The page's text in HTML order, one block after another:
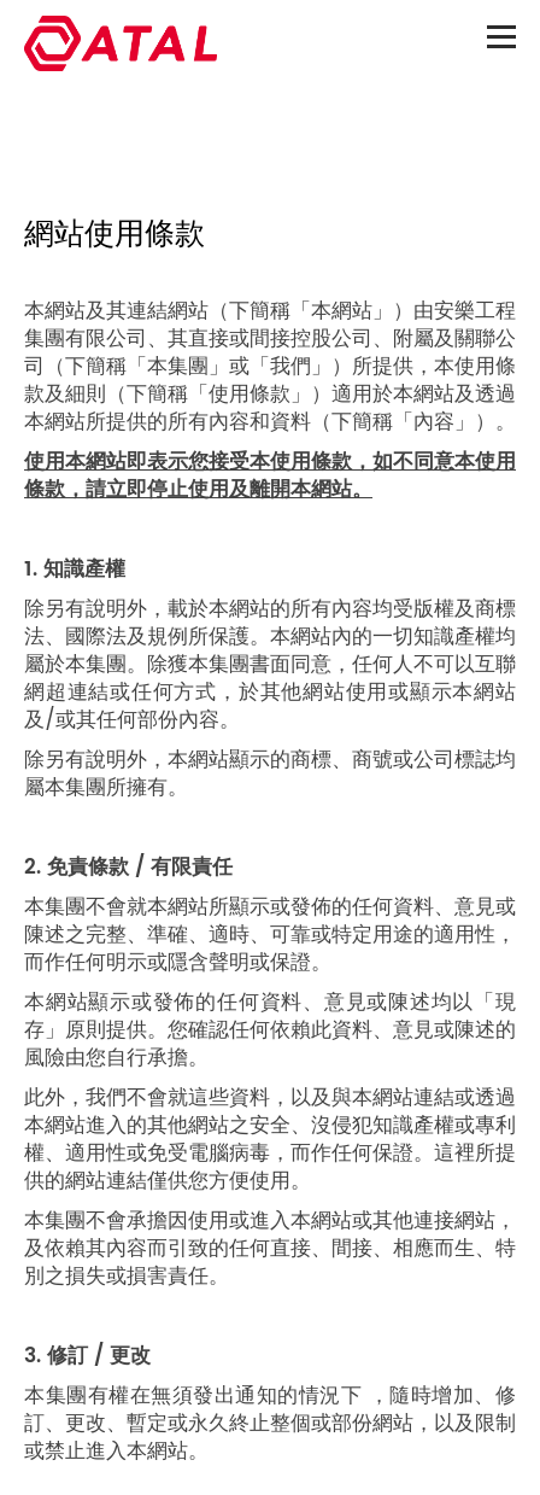
網站使用條款
本網站及其連結網站（下簡稱「本網站」）由安樂工程
集團有限公司、其直接或間接控股公司、附屬及關聯公
司（下簡稱「本集團」或「我們」）所提供，本使用條
款及細則（下簡稱「使用條款」）適用於本網站及透過
本網站所提供的所有內容和資料（下簡稱「內容」）。
使用本網站即表示您接受本使用條款，如不同意本使用
條款，請立即停止使用及離開本網站。
1. 知識產權
除另有說明外，載於本網站的所有內容均受版權及商標
法、國際法及規例所保護。本網站內的一切知識產權均
屬於本集團。除獲本集團書面同意，任何人不可以互聯
網超連結或任何方式，於其他網站使用或顯示本網站
及/或其任何部份內容。
除另有說明外，本網站顯示的商標、商號或公司標誌均
屬本集團所擁有。
2. 免責條款 / 有限責任
本集團不會就本網站所顯示或發佈的任何資料、意見或
陳述之完整、準確、適時、可靠或特定用途的適用性，
而作任何明示或隱含聲明或保證。
本網站顯示或發佈的任何資料、意見或陳述均以「現
存」原則提供。您確認任何依賴此資料、意見或陳述的
風險由您自行承擔。
此外，我們不會就這些資料，以及與本網站連結或透過
本網站進入的其他網站之安全、沒侵犯知識產權或專利
權、適用性或免受電腦病毒，而作任何保證。這裡所提
供的網站連結僅供您方便使用。
本集團不會承擔因使用或進入本網站或其他連接網站，
及依賴其內容而引致的任何直接、間接、相應而生、特
別之損失或損害責任。
3. 修訂 / 更改
本集團有權在無須發出通知的情況下 ，隨時增加、修
訂、更改、暫定或永久終止整個或部份網站，以及限制
或禁止進入本網站。